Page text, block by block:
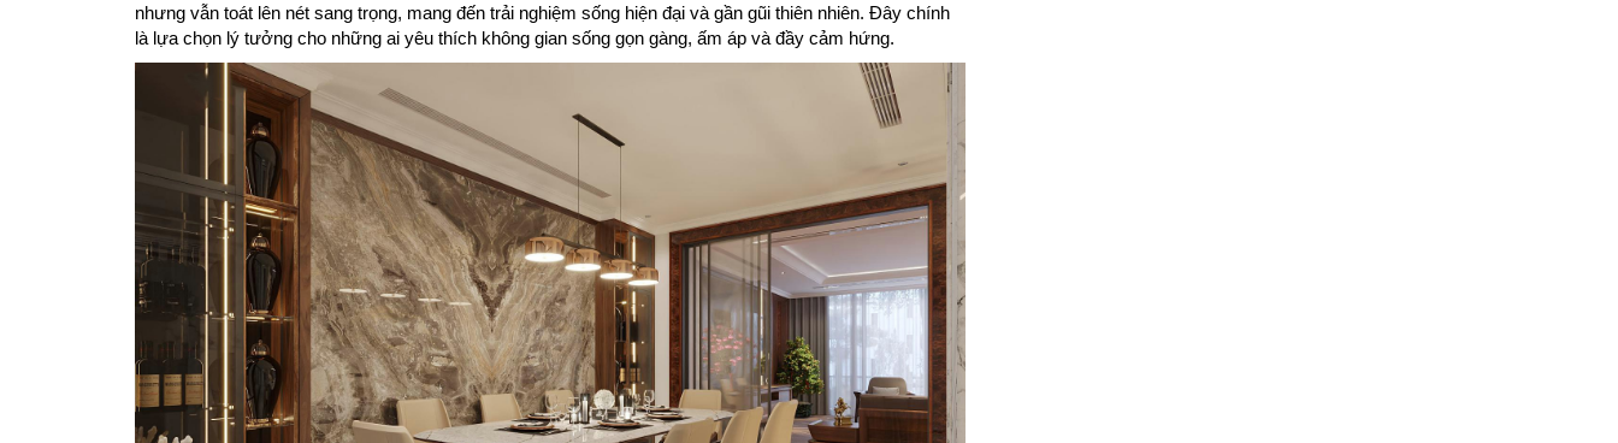
nhưng vẫn toát lên nét sang trọng, mang đến trải nghiệm sống hiện đại và gần gũi thiên nhiên. Đây chính
là lựa chọn lý tưởng cho những ai yêu thích không gian sống gọn gàng, ấm áp và đầy cảm hứng.